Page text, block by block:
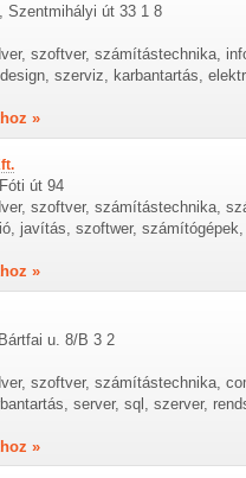
Szentmihályi út 33 1 8
szoftver, számítástechnika,
szerviz, karbantartás,
»
út 94
szoftver, számítástechnika,
javítás, szoftwer,
»
u. 8/B 3 2
szoftver, számítástechnika,
server, sql, szerver,
»